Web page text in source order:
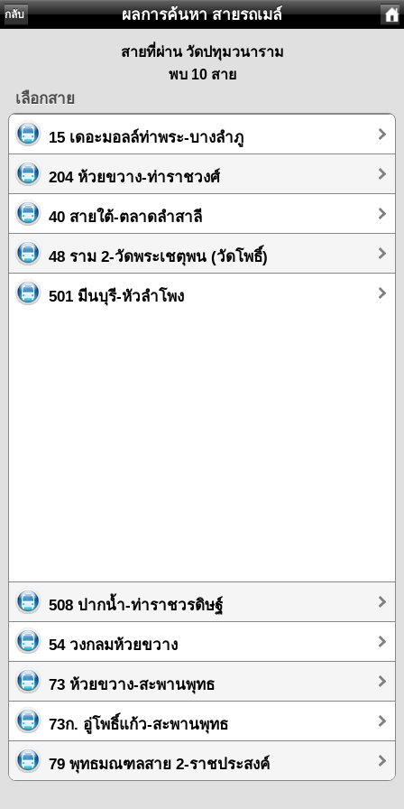
กลับ ผลการค้นหา สายรถเมล์
สายที่ผ่าน วัดปทุมวนาราม
พบ 10 สาย
เลือกสาย
15 เดอะมอลล์ท่าพระ-บางลำภู
204 ห้วยขวาง-ท่าราชวงศ์
40 สายใต้-ตลาดลำสาลี
48 ราม 2-วัดพระเชตุพน (วัดโพธิ์)
501 มีนบุรี-หัวลำโพง
508 ปากน้ำ-ท่าราชวรดิษฐ์
54 วงกลมห้วยขวาง
73 ห้วยขวาง-สะพานพุทธ
73ก. อู่โพธิ์แก้ว-สะพานพุทธ
79 พุทธมณฑลสาย 2-ราชประสงค์